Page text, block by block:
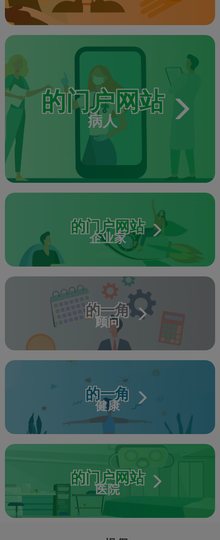
的门户网站
病人
的门户网站
企业家
的一角
顾问
的一角
健康
的门户网站
医院